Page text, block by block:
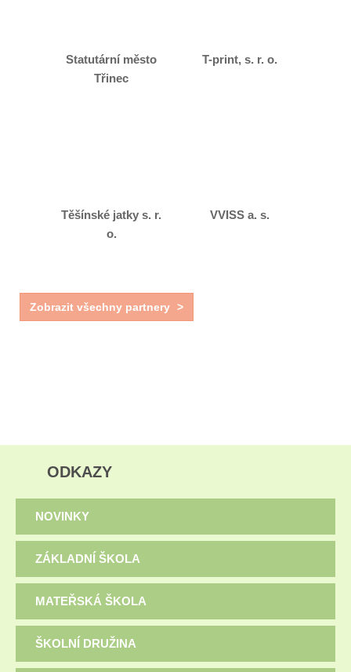
Statutární město
Třinec
T-print, s. r. o.
Těšínské jatky s. r.
o.
VVISS a. s.
Zobrazit všechny partnery
ODKAZY
NOVINKY
ZÁKLADNÍ ŠKOLA
MATEŘSKÁ ŠKOLA
ŠKOLNÍ DRUŽINA